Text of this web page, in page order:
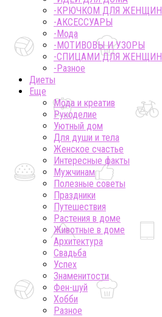
-КРЮЧКОМ ДЛЯ ЖЕНЩИН
-AКСЕССУАРЫ
-Мода
-МОТИВОВЫ И УЗОРЫ
-СПИЦАМИ ДЛЯ ЖЕНЩИН
-Разное
Диеты
Еще
Мода и креатив
Рукоделие
Уютный дом
Для души и тела
Женское счастье
Интересные факты
Мужчинам
Полезные советы
Праздники
Путешествия
Растения в доме
Животные в доме
Архитектура
Свадьба
Успех
Знаменитости
Фен-шуй
Хобби
Разное